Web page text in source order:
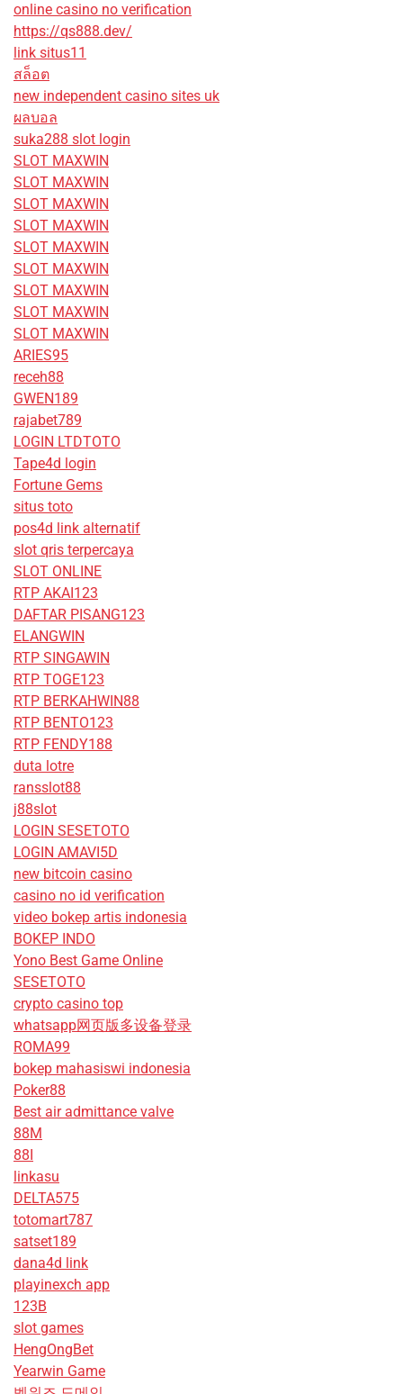
online casino no verification
https://qs888.dev/
link situs11
สล็อต
new independent casino sites uk
ผลบอล
suka288 slot login
SLOT MAXWIN
SLOT MAXWIN
SLOT MAXWIN
SLOT MAXWIN
SLOT MAXWIN
SLOT MAXWIN
SLOT MAXWIN
SLOT MAXWIN
SLOT MAXWIN
ARIES95
receh88
GWEN189
rajabet789
LOGIN LTDTOTO
Tape4d login
Fortune Gems
situs toto
pos4d link alternatif
slot qris terpercaya
SLOT ONLINE
RTP AKAI123
DAFTAR PISANG123
ELANGWIN
RTP SINGAWIN
RTP TOGE123
RTP BERKAHWIN88
RTP BENTO123
RTP FENDY188
duta lotre
ransslot88
j88slot
LOGIN SESETOTO
LOGIN AMAVI5D
new bitcoin casino
casino no id verification
video bokep artis indonesia
BOKEP INDO
Yono Best Game Online
SESETOTO
crypto casino top
whatsapp网页版多设备登录
ROMA99
bokep mahasiswi indonesia
Poker88
Best air admittance valve
88M
88I
linkasu
DELTA575
totomart787
satset189
dana4d link
playinexch app
123B
slot games
HengOngBet
Yearwin Game